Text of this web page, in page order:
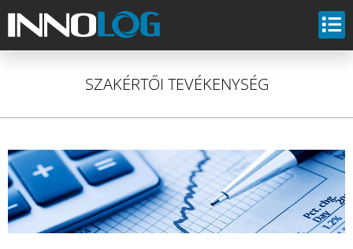
SZAKÉRTŐI TEVÉKENYSÉG